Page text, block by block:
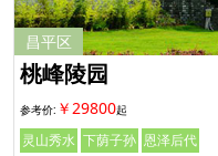
昌平区
桃峰陵园
￥29800
灵山秀水 下荫子孙 恩泽后代